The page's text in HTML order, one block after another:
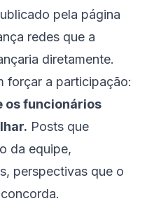
pela página
redes que a
diretamente.
forçar a participação:
os funcionários
Posts que
da equipe,
perspectivas que o